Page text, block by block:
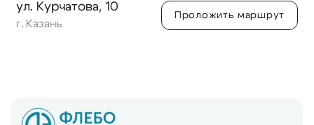
ул. Курчатова, 10
г. Казань
Проложить маршрут